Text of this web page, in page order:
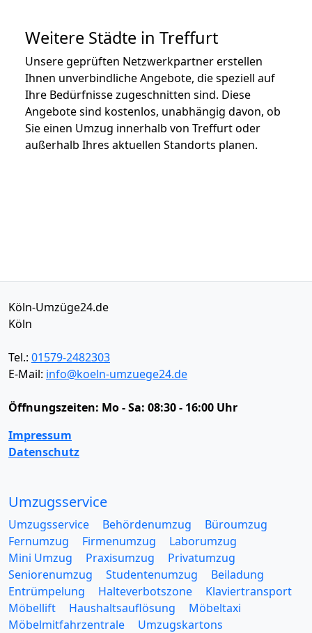
Weitere Städte in Treffurt
Unsere geprüften Netzwerkpartner erstellen
Ihnen unverbindliche Angebote, die speziell auf
Ihre Bedürfnisse zugeschnitten sind. Diese
Angebote sind kostenlos, unabhängig davon, ob
Sie einen Umzug innerhalb von Treffurt oder
außerhalb Ihres aktuellen Standorts planen.
Köln-Umzüge24.de
Köln
Tel.: 01579-2482303
E-Mail: info@koeln-umzuege24.de
Öffnungszeiten: Mo - Sa: 08:30 - 16:00 Uhr
Impressum
Datenschutz
Umzugsservice
Umzugsservice Behördenumzug
Büroumzug
Fernumzug
Firmenumzug
Laborumzug
Mini Umzug
Praxisumzug
Privatumzug
Seniorenumzug
Studentenumzug
Beiladung
Entrümpelung
Halteverbotszone
Klaviertransport
Möbellift
Haushaltsauflösung
Möbeltaxi
Möbelmitfahrzentrale
Umzugskartons